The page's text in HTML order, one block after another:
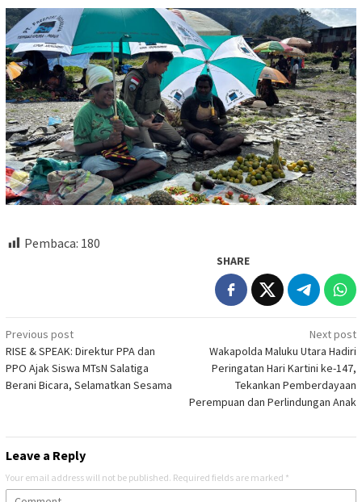
Pembaca: 180
SHARE
Post
navigation
Previous post
RISE & SPEAK: Direktur PPA dan
PPO Ajak Siswa MTsN Salatiga
Berani Bicara, Selamatkan Sesama
Next post
Wakapolda Maluku Utara Hadiri
Peringatan Hari Kartini ke-147,
Tekankan Pemberdayaan
Perempuan dan Perlindungan Anak
Leave a Reply
Your email address will not be published. Required fields are marked *